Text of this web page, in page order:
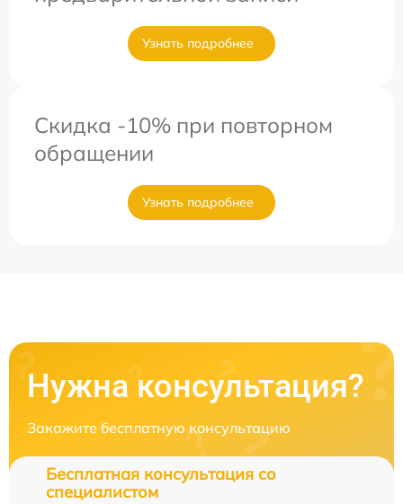
Узнать подробнее
Скидка -10% при повторном
обращении
Узнать подробнее
Нужна консультация?
Закажите бесплатную консультацию
Бесплатная консультация со
специалистом